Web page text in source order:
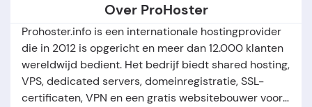
Over ProHoster
Prohoster.info is een internationale hostingprovider
die in 2012 is opgericht en meer dan 12.000 klanten
wereldwijd bedient. Het bedrijf biedt shared hosting,
VPS, dedicated servers, domeinregistratie, SSL-
certificaten, VPN en een gratis websitebouwer voor